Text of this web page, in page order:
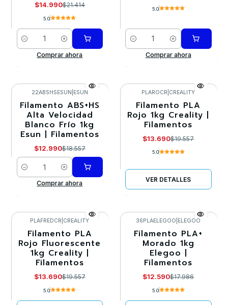
$14.990$21.414
5.0
Cantidad
Comprar ahora
5.0
Cantidad
Comprar ahora
-30%
22ABSHSESUN ESUN
Filamento ABS+HS
Alta Velocidad
Blanco Frío 1kg
Esun | Filamentos
$12.990$18.557
Cantidad
Comprar ahora
-30%
Llega el 30/08/2026
PLAROCR CREALITY
Filamento PLA
Rojo 1kg Creality |
Filamentos
$13.690$19.557
5.0
VER DETALLES
-30%
Agotado
PLAFREDCR CREALITY
Filamento PLA
Rojo Fluorescente
1kg Creality |
Filamentos
$13.690$19.557
5.0
-30%
Llega el 23/08/2026
36PLAELEGOO ELEGOO
Filamento PLA+
Morado 1kg
Elegoo |
Filamentos
$12.590$17.986
5.0